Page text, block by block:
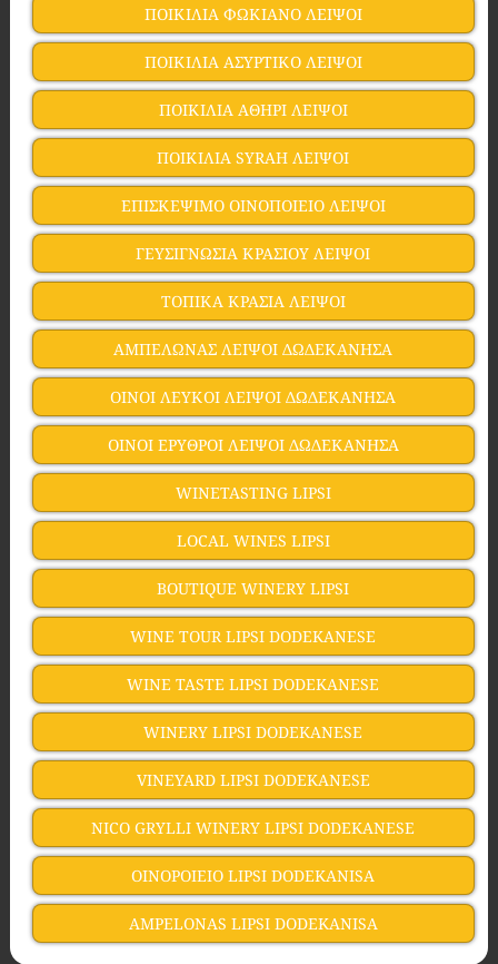
ΠΟΙΚΙΛΙΑ ΦΩΚΙΑΝΟ ΛΕΙΨΟΙ
ΠΟΙΚΙΛΙΑ ΑΣΥΡΤΙΚΟ ΛΕΙΨΟΙ
ΠΟΙΚΙΛΙΑ ΑΘΗΡΙ ΛΕΙΨΟΙ
ΠΟΙΚΙΛΙΑ SYRAH ΛΕΙΨΟΙ
ΕΠΙΣΚΕΨΙΜΟ ΟΙΝΟΠΟΙΕΙΟ ΛΕΙΨΟΙ
ΓΕΥΣΙΓΝΩΣΙΑ ΚΡΑΣΙΟΥ ΛΕΙΨΟΙ
ΤΟΠΙΚΑ ΚΡΑΣΙΑ ΛΕΙΨΟΙ
ΑΜΠΕΛΩΝΑΣ ΛΕΙΨΟΙ ΔΩΔΕΚΑΝΗΣΑ
ΟΙΝΟΙ ΛΕΥΚΟΙ ΛΕΙΨΟΙ ΔΩΔΕΚΑΝΗΣΑ
ΟΙΝΟΙ ΕΡΥΘΡΟΙ ΛΕΙΨΟΙ ΔΩΔΕΚΑΝΗΣΑ
WINETASTING LIPSI
LOCAL WINES LIPSI
BOUTIQUE WINERY LIPSI
WINE TOUR LIPSI DODEKANESE
WINE TASTE LIPSI DODEKANESE
WINERY LIPSI DODEKANESE
VINEYARD LIPSI DODEKANESE
NICO GRYLLI WINERY LIPSI DODEKANESE
OINOPOIEIO LIPSI DODEKANISA
AMPELONAS LIPSI DODEKANISA